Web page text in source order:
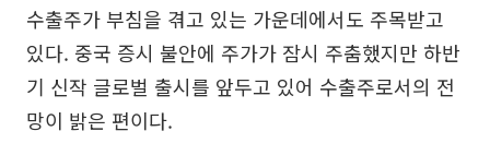
수출주가 부침을 겪고 있는 가운데에서도 주목받고
있다. 중국 증시 불안에 주가가 잠시 주춤했지만 하반
기 신작 글로벌 출시를 앞두고 있어 수출주로서의 전
망이 밝은 편이다.